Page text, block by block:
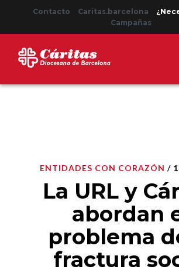
Contacto Caritas.barcelona
Campañas
ENTIDADES CON CORAZÓN /
La URL y
abordan
problema
fractura